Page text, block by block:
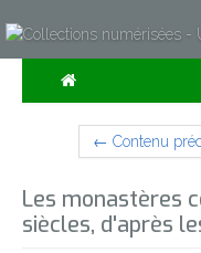
Consulter
Sur la Carte
← Contenu
Les monastères
siècles, d'après